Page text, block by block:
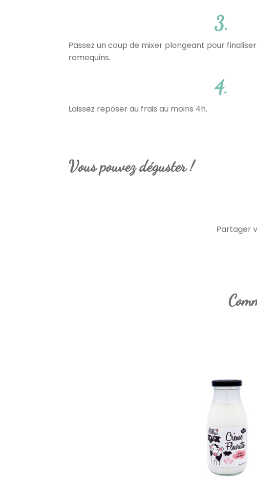
3.
Passez un coup de mixer plongeant pour
ramequins.
4.
Laissez reposer au frais au moins 4h.
Vous pouvez déguster !
Partager